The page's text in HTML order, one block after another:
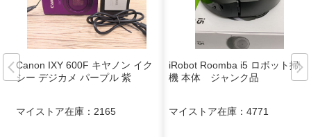
Canon IXY 600F キヤノン イク
シー デジカメ パープル 紫
マイストア在庫： 2165
iRobot Roomba i5 ロボット掃除
機 本体 ジャンク品
マイストア在庫： 4771